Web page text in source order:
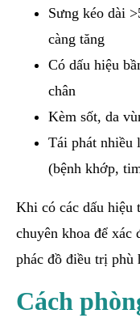
Sưng kéo dài
càng tăng
Có dấu hiệu
chân
Kèm sốt, da
Tái phát nhiều
(bệnh khớp,
Khi có các dấu hiệu
chuyên khoa để xác
phác đồ điều trị phù
Cách